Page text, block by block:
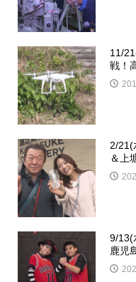
11/
戦！
2/21(
＆上
9/13(
鹿児